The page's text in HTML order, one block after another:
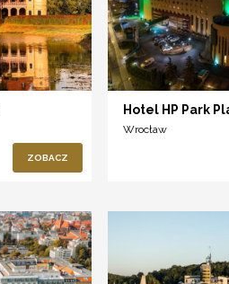
ZOBACZ
Hotel HP Park
Wrocław